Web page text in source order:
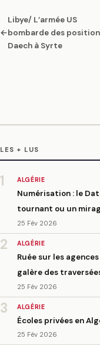
←
Libye/ L’armée US
bombarde des
Daech à Syrte
LES + LUS
1 ALGÉRIE
Numérisation : le
tournant ou un
25 Fév 2026
2 ALGÉRIE
Ruée sur les
galère des
25 Fév 2026
3 ALGÉRIE
Écoles privées en
25 Fév 2026